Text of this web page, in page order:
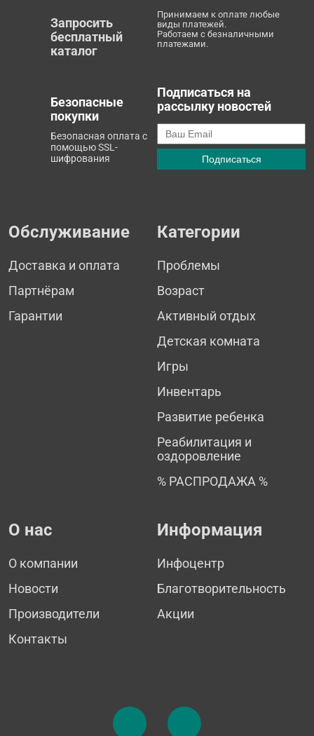
Запросить
бесплатный
каталог
Принимаем к оплате любые
виды платежей.
Работаем с безналичными
платежами.
Безопасные
покупки
Безопасная оплата с
помощью SSL-
шифрования
Подписаться на
рассылку новостей
Обслуживание
Доставка и оплата
Партнёрам
Гарантии
Категории
Проблемы
Возраст
Активный отдых
Детская комната
Игры
Инвентарь
Развитие ребенка
Реабилитация и
оздоровление
% РАСПРОДАЖА %
О нас
О компании
Новости
Производители
Контакты
Информация
Инфоцентр
Благотворительность
Акции